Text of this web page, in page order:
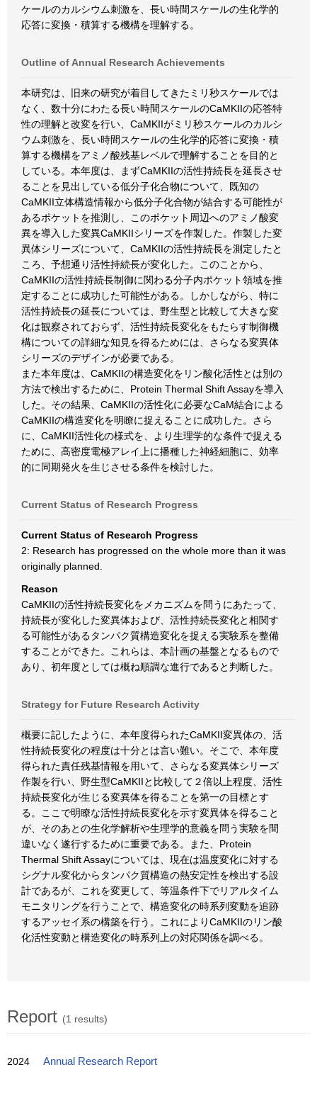
ケールのカルシウム刺激を、長い時間スケールの生化学的
応答に変換・積算する機構を理解する。
Outline of Annual Research Achievements
本研究は、旧来の研究が着目してきたミリ秒スケールでは
なく、数十分にわたる長い時間スケールのCaMKIIの応答特
性の理解と改変を行い、CaMKIIがミリ秒スケールのカルシ
ウム刺激を、長い時間スケールの生化学的応答に変換・積
算する機構をアミノ酸残基レベルで理解することを目的と
している。本年度は、まずCaMKIIの活性持続長を延長させ
ることを見出している低分子化合物について、既知の
CaMKII立体構造情報から低分子化合物が結合する可能性が
あるポケットを推測し、このポケット周辺へのアミノ酸変
異を導入した変異CaMKIIシリーズを作製した。作製した変
異体シリーズについて、CaMKIIの活性持続長を測定したと
ころ、予想通り活性持続長が変化した。このことから、
CaMKIIの活性持続長制御に関わる分子内ポケット領域を推
定することに成功した可能性がある。しかしながら、特に
活性持続長の延長については、野生型と比較して大きな変
化は観察されておらず、活性持続長変化をもたらす制御機
構についての詳細な知見を得るためには、さらなる変異体
シリーズのデザインが必要である。
また本年度は、CaMKIIの構造変化をリン酸化活性とは別の
方法で検出するために、Protein Thermal Shift Assayを導入
した。その結果、CaMKIIの活性化に必要なCaM結合による
CaMKIIの構造変化を明瞭に捉えることに成功した。さら
に、CaMKII活性化の様式を、より生理学的な条件で捉える
ために、高密度電極アレイ上に播種した神経細胞に、効率
的に同期発火を生じさせる条件を検討した。
Current Status of Research Progress
Current Status of Research Progress
2: Research has progressed on the whole more than it was
originally planned.
Reason
CaMKIIの活性持続長変化をメカニズムを問うにあたって、
持続長が変化した変異体および、活性持続長変化と相関す
る可能性があるタンパク質構造変化を捉える実験系を整備
することができた。これらは、本計画の基盤となるもので
あり、初年度としては概ね順調な進行であると判断した。
Strategy for Future Research Activity
概要に記したように、本年度得られたCaMKII変異体の、活
性持続長変化の程度は十分とは言い難い。そこで、本年度
得られた責任残基情報を用いて、さらなる変異体シリーズ
作製を行い、野生型CaMKIIと比較して２倍以上程度、活性
持続長変化が生じる変異体を得ることを第一の目標とす
る。ここで明瞭な活性持続長変化を示す変異体を得ること
が、そのあとの生化学解析や生理学的意義を問う実験を間
違いなく遂行するために重要である。また、Protein
Thermal Shift Assayについては、現在は温度変化に対する
シグナル変化からタンパク質構造の熱安定性を検出する設
計であるが、これを変更して、等温条件下でリアルタイム
モニタリングを行うことで、構造変化の時系列変動を追跡
するアッセイ系の構築を行う。これによりCaMKIIのリン酸
化活性変動と構造変化の時系列上の対応関係を調べる。
Report (1 results)
2024 Annual Research Report